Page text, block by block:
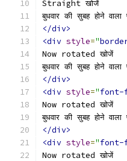
Straight खोजें
बुधवार की सुबह होने
</div>
<div style="
Now rotated खोजें
बुधवार की सुबह होने
</div>
<div style="font-
Now rotated खोजें
बुधवार की सुबह होने
</div>
<div style="font-
Now rotated खोजें